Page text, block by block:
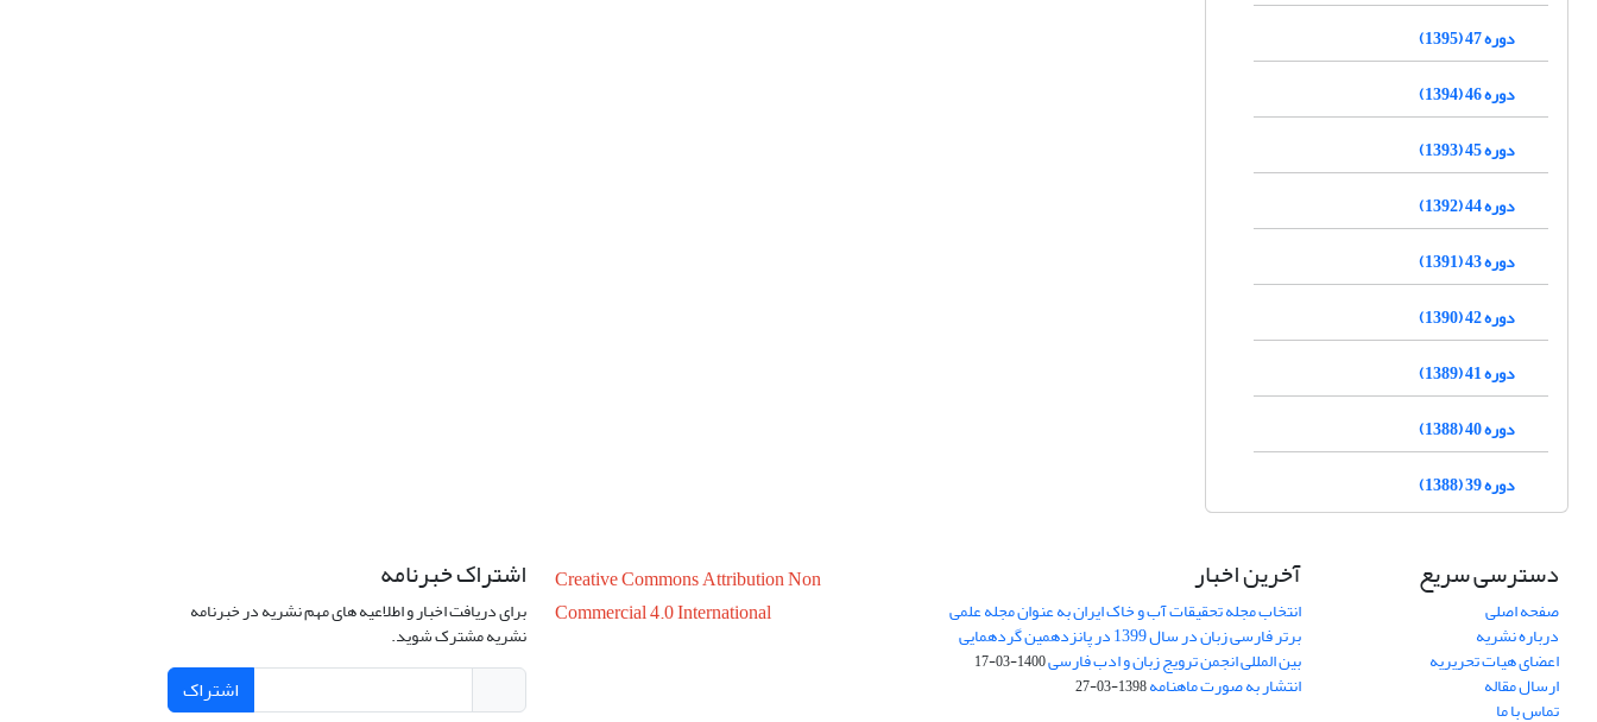
دوره 47 (1395)
دوره 46 (1394)
دوره 45 (1393)
دوره 44 (1392)
دوره 43 (1391)
دوره 42 (1390)
دوره 41 (1389)
دوره 40 (1388)
دوره 39 (1388)
دسترسی سریع
صفحه اصلی
درباره نشریه
اعضای هیات تحریریه
ارسال مقاله
تماس با ما
آخرین اخبار
انتخاب مجله تحقیقات آب و خاک ایران به عنوان مجله علمی
برتر فارسی زبان در سال 1399 در پانزدهمین گردهمایی
بین المللی انجمن ترویج زبان و ادب فارسی1400-03-17
انتشار به صورت ماهنامه1398-03-27
Creative Commons Attribution Non
Commercial 4.0 International
اشتراک خبرنامه
برای دریافت اخبار و اطلاعیه های مهم نشریه در خبرنامه
نشریه مشترک شوید.
اشتراک